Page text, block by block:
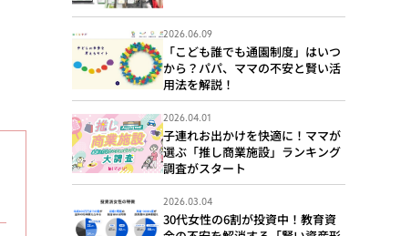
2026.06.09
「こども誰でも通園制度」はいつ
から？パパ、ママの不安と賢い活
用法を解説！
2026.04.01
子連れお出かけを快適に！ママが
選ぶ「推し商業施設」ランキング
調査がスタート
2026.03.04
30代女性の6割が投資中！教育資